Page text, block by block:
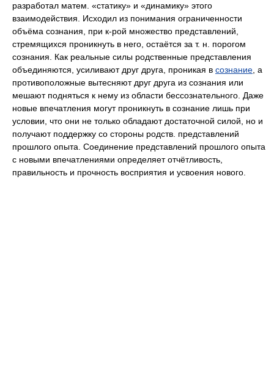
разработал матем. «статику» и «динамику» этого
взаимодействия. Исходил из понимания ограниченности
объёма сознания, при к-рой множество представлений,
стремящихся проникнуть в него, остаётся за т. н. порогом
сознания. Как реальные силы родственные представления
объединяются, усиливают друг друга, проникая в сознание , а
противоположные вытесняют друг друга из сознания или
мешают подняться к нему из области бессознательного. Даже
новые впечатления могут проникнуть в сознание лишь при
условии, что они не только обладают достаточной силой, но и
получают поддержку со стороны родств. представлений
прошлого опыта. Соединение представлений прошлого опыта
с новыми впечатлениями определяет отчётливость,
правильность и прочность восприятия и усвоения нового.